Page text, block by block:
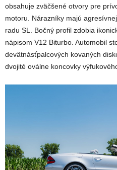
obsahuje zväčšené otvory pre
motoru. Nárazníky majú
radu SL. Bočný profil zdobia
nápisom V12 Biturbo. Automobil
devätnásťpalcových kovaných
dvojité oválne koncovky